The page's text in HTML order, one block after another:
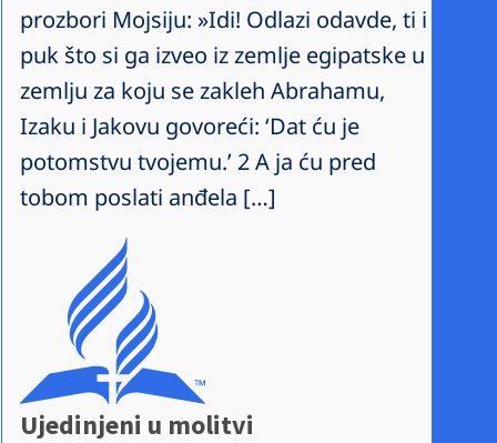
prozbori Mojsiju: »Idi! Odlazi odavde, ti i
puk što si ga izveo iz zemlje egipatske u
zemlju za koju se zakleh Abrahamu,
Izaku i Jakovu govoreći: ‘Dat ću je
potomstvu tvojemu.’ 2 A ja ću pred
tobom poslati anđela […]
Ujedinjeni u molitvi